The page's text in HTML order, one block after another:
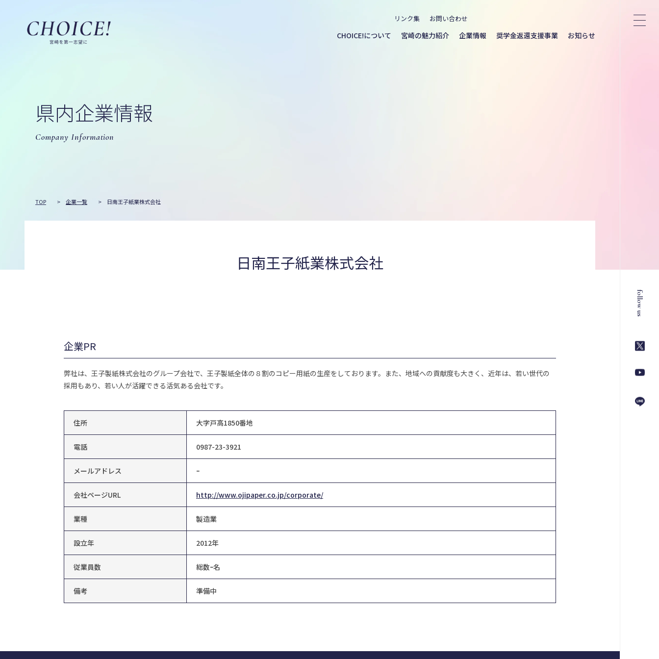
リンク集 お問い合わせ
CHOICE!について 宮崎の魅力紹介 企業情報 奨学金返還支援事業 お知らせ
県内企業情報
Company Information
TOP > 企業一覧 > 日南王子紙業株式会社
日南王子紙業株式会社
企業PR
弊社は、王子製紙株式会社のグループ会社で、王子製紙全体の８割のコピー用紙の生産をしております。また、地域への貢献度も大きく、近年は、若い世代の
採用もあり、若い人が活躍できる活気ある会社です。
住所 大字戸高1850番地
電話 0987-23-3921
メールアドレス ｰ
会社ページURL http://www.ojipaper.co.jp/corporate/
業種 製造業
設立年 2012年
従業員数 総数ｰ名
備考 準備中
follow us